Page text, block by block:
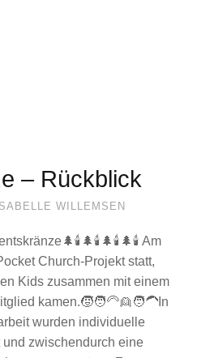
– Rückblick
ISABELLE WILLEMSEN
Am
Church-Projekt statt,
Kids zusammen mit einem
kamen.🧒🧑‍🦳👱🧑‍🦱In
wurden individuelle
zwischendurch eine